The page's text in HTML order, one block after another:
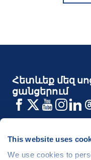
This website uses
We use cookies to
Հետևեք մեզ
ցանցերում
Մեր մասին